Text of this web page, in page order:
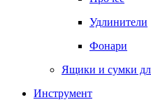
Удлинители
Фонари
Ящики и сумки
Инструмент